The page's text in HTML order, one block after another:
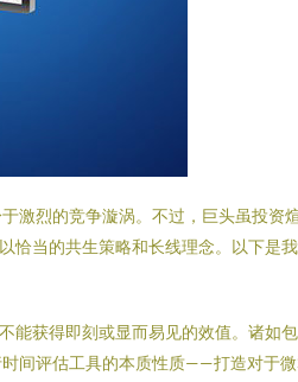
激烈的竞争漩涡。不过，巨头虽投资
当的共生策略和长线理念。以下是
能获得即刻或显而易见的效值。诸如
间评估工具的本质性质——打造对于